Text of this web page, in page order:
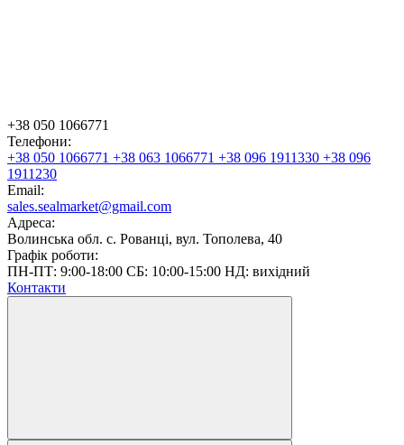
+38 050 1066771
Телефони:
+38 050 1066771 +38 063 1066771 +38 096 1911330 +38 096
1911230
Email:
sales.sealmarket@gmail.com
Адреса:
Волинська обл. с. Рованці, вул. Тополева, 40
Графік роботи:
ПН-ПТ: 9:00-18:00 СБ: 10:00-15:00 НД: вихідний
Контакти